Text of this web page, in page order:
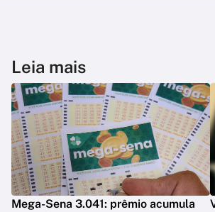
Leia mais
Mega-Sena 3.041: prêmio acumula